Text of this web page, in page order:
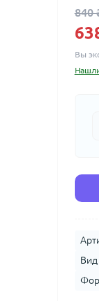
840
Вы
Вид